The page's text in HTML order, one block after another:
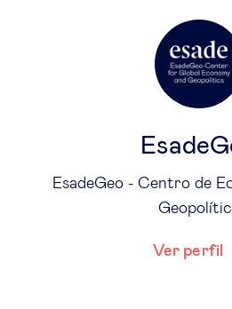
EsadeGeo - Centro de
Ver perfil